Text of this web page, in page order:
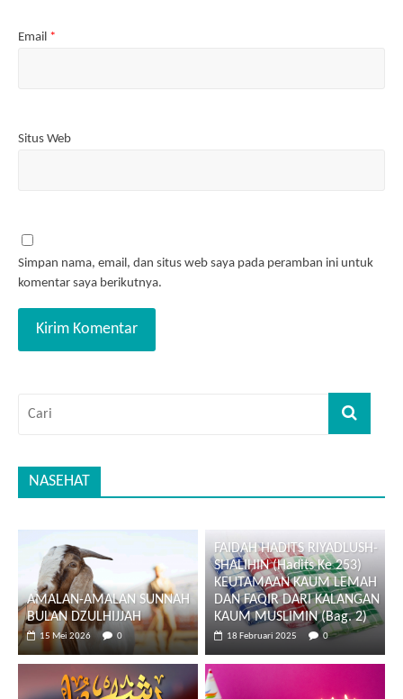
Email *
Situs Web
Simpan nama, email, dan situs web saya pada peramban ini untuk
komentar saya berikutnya.
NASEHAT
AMALAN-AMALAN SUNNAH
BULAN DZULHIJJAH
15 Mei 2026 0
FAIDAH HADITS RIYADLUSH-
SHALIHIN (Hadits Ke 253)
KEUTAMAAN KAUM LEMAH
DAN FAQIR DARI KALANGAN
KAUM MUSLIMIN (Bag. 2)
18 Februari 2025 0